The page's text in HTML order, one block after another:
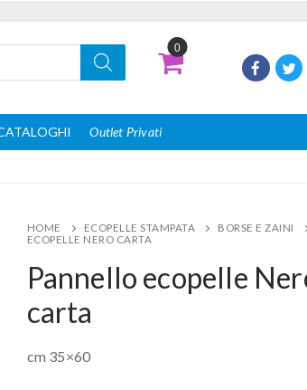
0
Outlet Privati
HOME ECOPELLE STAMPATA BORSE E ZAINI
ECOPELLE NERO CARTA
Pannello ecopelle
carta
cm 35×60